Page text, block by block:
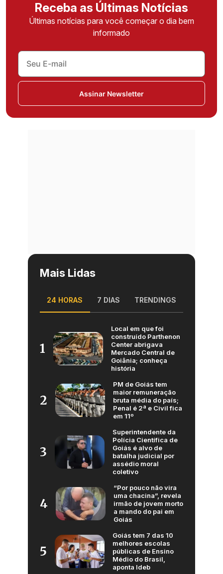
Receba as Últimas Notícias
Últimas notícias para você começar o dia bem
informado
Assinar Newsletter
Mais Lidas
24 HORAS 7 DIAS TRENDINGS
1
Local em que foi
construído Parthenon
Center abrigava
Mercado Central de
Goiânia; conheça
história
2
PM de Goiás tem
maior remuneração
bruta média do país;
Penal é 2ª e Civil fica
em 11º
3
Superintendente da
Polícia Científica de
Goiás é alvo de
batalha judicial por
assédio moral
coletivo
4
“Por pouco não vira
uma chacina”, revela
irmão de jovem morto
a mando do pai em
Goiás
5
Goiás tem 7 das 10
melhores escolas
públicas de Ensino
Médio do Brasil,
aponta Ideb